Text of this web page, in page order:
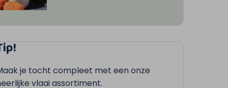
je tocht compleet met een onze
vlaai assortiment.